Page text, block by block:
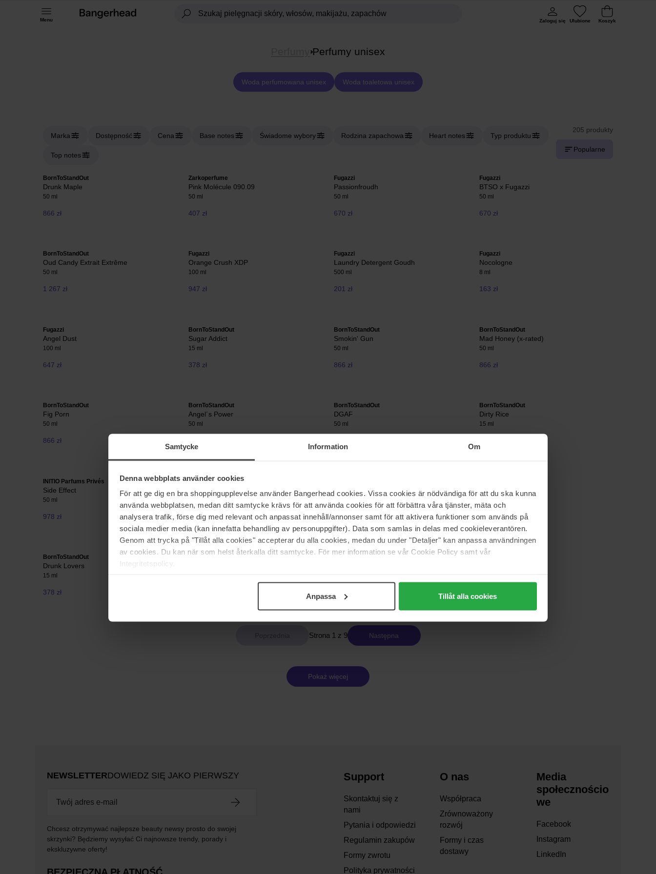
Samtycke Information Om
Denna webbplats använder cookies
För att ge dig en bra shoppingupplevelse använder Bangerhead cookies. Vissa cookies är nödvändiga för att du ska kunna
använda webbplatsen, medan ditt samtycke krävs för att använda cookies för att förbättra våra tjänster, mäta och
analysera trafik, förse dig med relevant och anpassat innehåll/annonser samt för att aktivera funktioner som används på
sociala medier media (kan innefatta behandling av personuppgifter). Data som samlas in delas med cookieleverantören.
Genom att trycka på "Tillåt alla cookies" accepterar du alla cookies, medan du under "Detaljer" kan anpassa användningen
av cookies. Du kan när som helst återkalla ditt samtycke. För mer information se vår Cookie Policy samt vår
Integritetspolicy.
Anpassa Tillåt alla cookies
Menu Zaloguj się Ulubione Koszyk
Perfumy unisex
Woda perfumowana unisex Woda toaletowa unisex
Marka Dostępność Cena Base notes Świadome wybory Rodzina zapachowa Heart notes Typ produktu
Top notes
205 produkty
Popularne
BornToStandOut
Drunk Maple
50 ml
866 zł
Zarkoperfume
Pink Molécule 090.09
50 ml
407 zł
Fugazzi
Passionfroudh
50 ml
670 zł
Fugazzi
BTSO x Fugazzi
50 ml
670 zł
BornToStandOut
Oud Candy Extrait Extrême
50 ml
1 267 zł
Fugazzi
Orange Crush XDP
100 ml
947 zł
Fugazzi
Laundry Detergent Goudh
500 ml
201 zł
Fugazzi
Nocologne
8 ml
163 zł
Fugazzi
Angel Dust
100 ml
647 zł
BornToStandOut
Sugar Addict
15 ml
378 zł
BornToStandOut
Smokin' Gun
50 ml
866 zł
BornToStandOut
Mad Honey (x-rated)
50 ml
866 zł
BornToStandOut
Fig Porn
50 ml
866 zł
BornToStandOut
Angel´s Power
50 ml
BornToStandOut
DGAF
50 ml
BornToStandOut
Dirty Rice
15 ml
INITIO Parfums Privés
Side Effect
50 ml
978 zł
BornToStandOut
Nanatopia
866 zł
Mary-Jane
866 zł
Naked Laundry
866 zł
BornToStandOut
Drunk Lovers
15 ml
378 zł 947 zł
Strona 1 z 9 Następna
Pokaż więcej
NEWSLETTERDOWIEDZ SIĘ JAKO PIERWSZY
Chcesz otrzymywać najlepsze beauty newsy prosto do swojej
skrzynki? Będziemy wysyłać Ci najnowsze trendy, porady i
ekskluzywne oferty!
Support
Skontaktuj się z
nami
Pytania i odpowiedzi
Regulamin zakupów
Formy zwrotu
Polityka prywatności
O nas
Współpraca
Zrównoważony
rozwój
Formy i czas
dostawy
Media
społecznościo
we
Facebook
Instagram
LinkedIn